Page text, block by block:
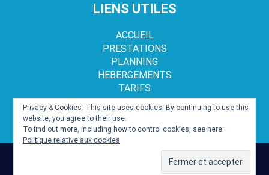
LIENS UTILES
ACCUEIL
PRESTATIONS
PLANNING
HEBERGEMENTS
TARIFS
©2021, SAS VITTEL ROND PRE EQUITATION |Mentions légales|
Privacy & Cookies: This site uses cookies. By continuing to use this
website, you agree to their use.
To find out more, including how to control cookies, see here:
Politique relative aux cookies